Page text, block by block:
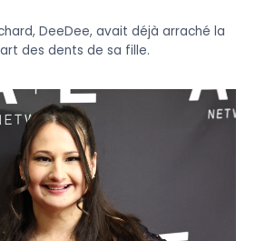
DeeDee, avait déjà arraché la
des dents de sa fille.